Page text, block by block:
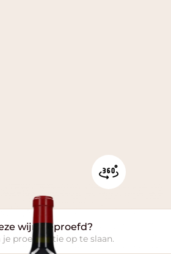
wijn geproefd?
proefnotitie op te slaan.